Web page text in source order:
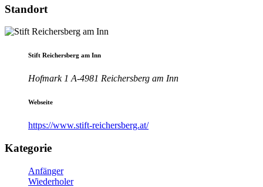
Standort
Stift Reichersberg am Inn
Hofmark 1 A-4981 Reichersberg am Inn
Webseite
https://www.stift-reichersberg.at/
Kategorie
Anfänger
Wiederholer